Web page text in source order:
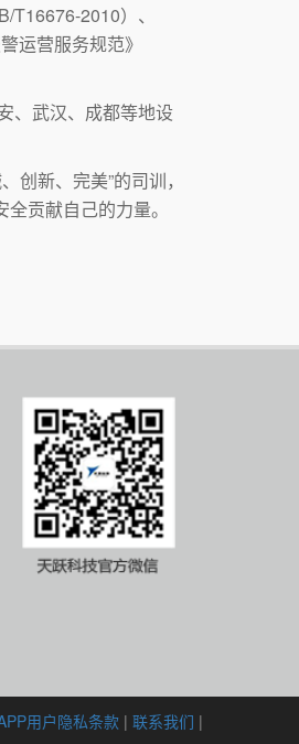
2010）、
运营服务规范》
、武汉、成都等地设
新、完美”的司训，
贡献自己的力量。
用户隐私条款 | 联系我们 |